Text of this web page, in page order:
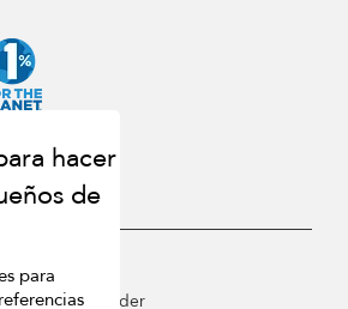
Lanka Villa Finder
para